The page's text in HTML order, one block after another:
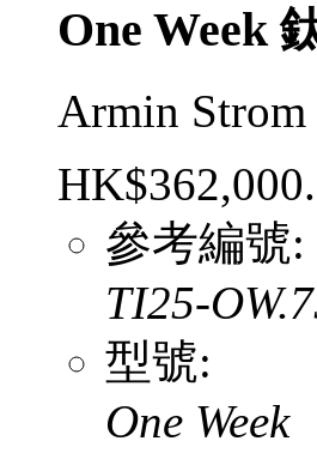
One Week
Armin Strom
參考編號:
TI25-
型號:
One Week